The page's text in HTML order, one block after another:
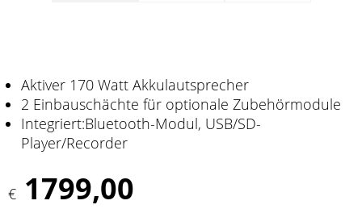
Aktiver 170 Watt Akkulautsprecher
2 Einbauschächte für optionale Zubehörmodule
Integriert:Bluetooth-Modul, USB/SD-
Player/Recorder
€ 1799,00